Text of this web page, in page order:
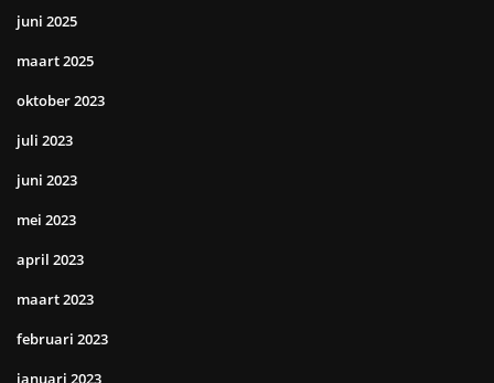
juni 2025
maart 2025
oktober 2023
juli 2023
juni 2023
mei 2023
april 2023
maart 2023
februari 2023
januari 2023